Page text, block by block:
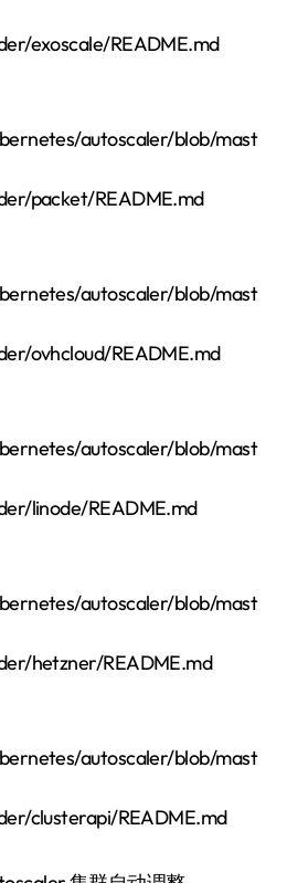
exoscale/README.md
autoscaler/blob/mast
packet/README.md
autoscaler/blob/mast
ovhcloud/README.md
autoscaler/blob/mast
linode/README.md
autoscaler/blob/mast
hetzner/README.md
autoscaler/blob/mast
clusterapi/README.md